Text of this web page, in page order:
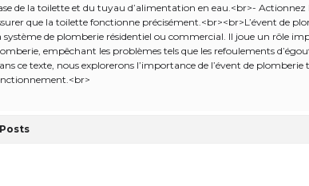
de la toilette et du tuyau d’alimentation en eau.<br>- Actionnez
que la toilette fonctionne précisément.<br><br>L’évent de
système de plomberie résidentiel ou commercial. Il joue un rôle
empêchant les problèmes tels que les refoulements
ce texte, nous explorerons l’importance de l’évent de
Posts